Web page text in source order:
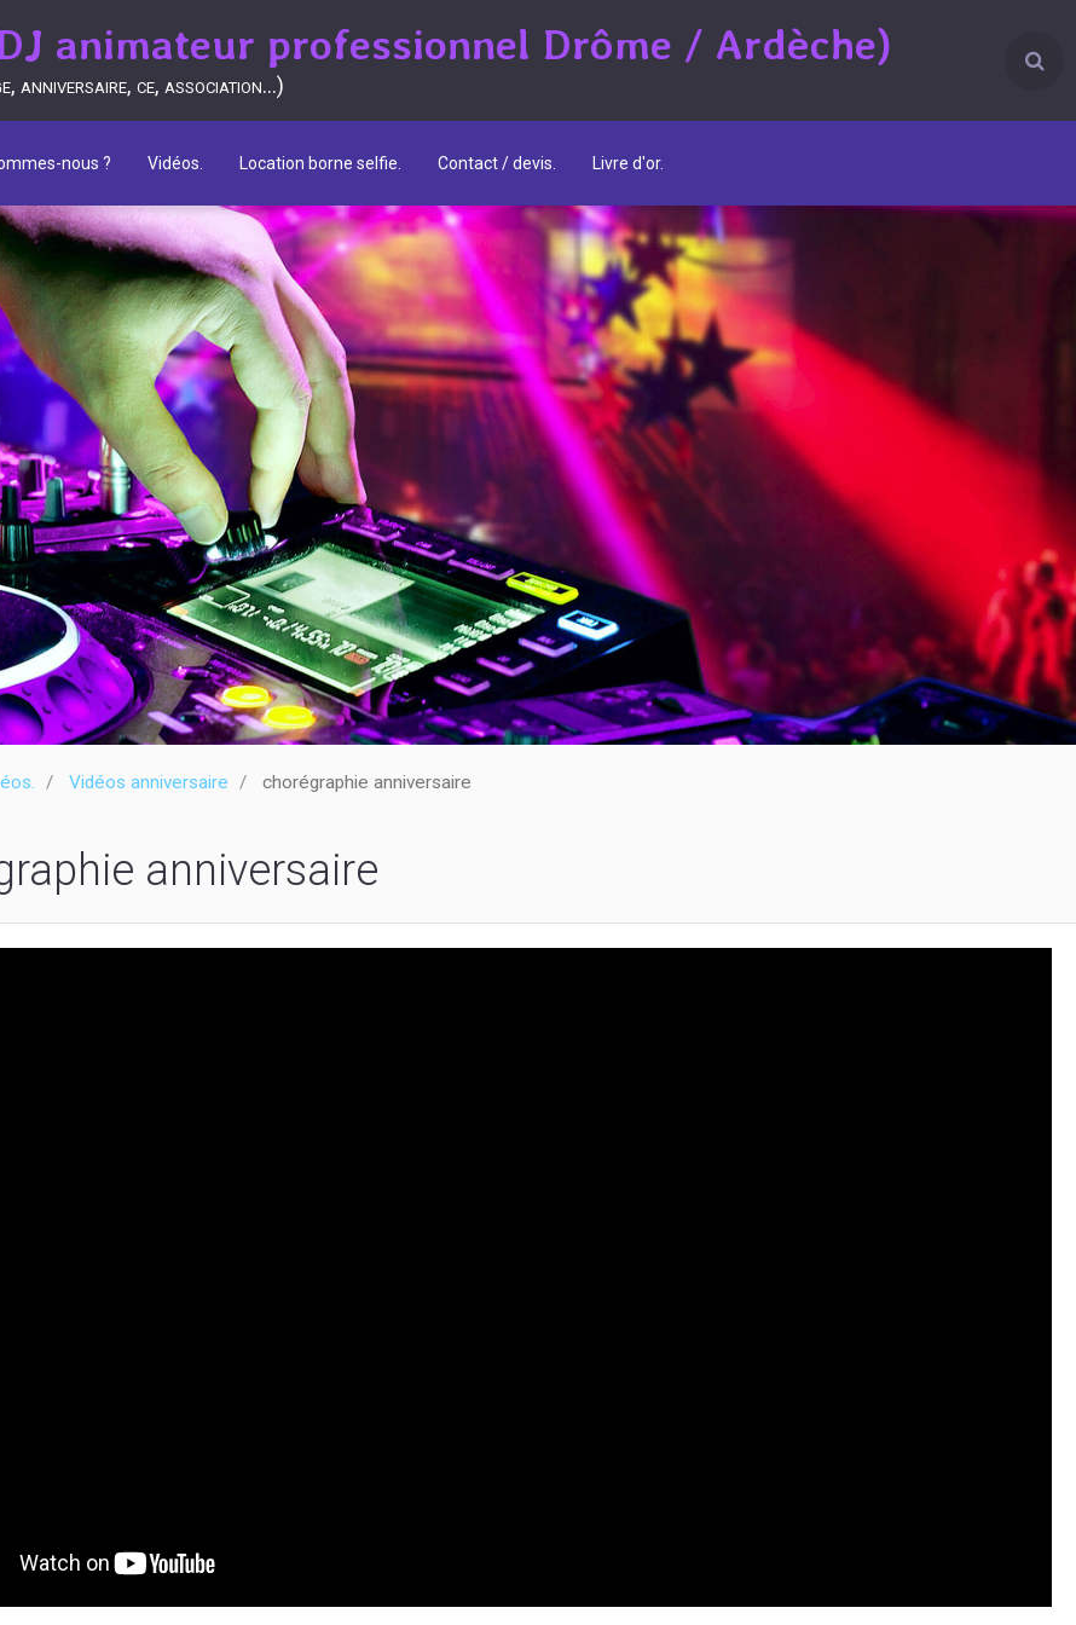
animateur professionnel Drôme / Ardèche)
anniversaire, ce, association...)
nous ? Vidéos. Location borne selfie. Contact / devis. Livre d'or.
Vidéos anniversaire chorégraphie anniversaire
anniversaire